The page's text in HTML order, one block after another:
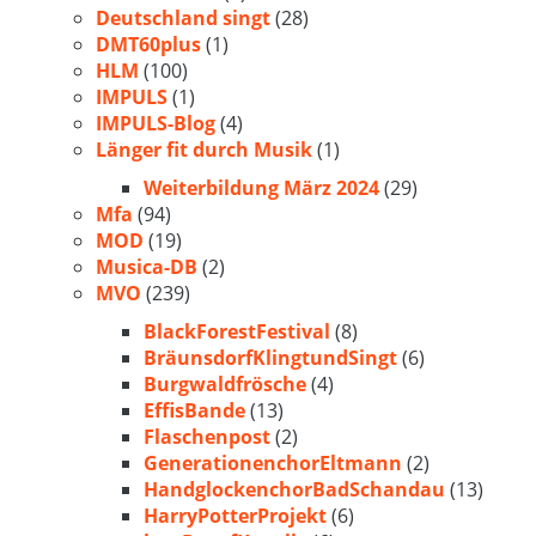
Deutschland singt(28)
DMT60plus(1)
HLM (100)
IMPULS(1)
IMPULS-Blog(4)
Länger fit durch Musik(1)
Weiterbildung März 2024(29)
Mfa (94)
MOD (19)
Musica-DB (2)
MVO (239)
BlackForestFestival (8)
BräunsdorfKlingtundSingt(6)
Burgwaldfrösche(4)
EffisBande(13)
Flaschenpost(2)
GenerationenchorEltmann (2)
HandglockenchorBadSchandau (13)
HarryPotterProjekt(6)